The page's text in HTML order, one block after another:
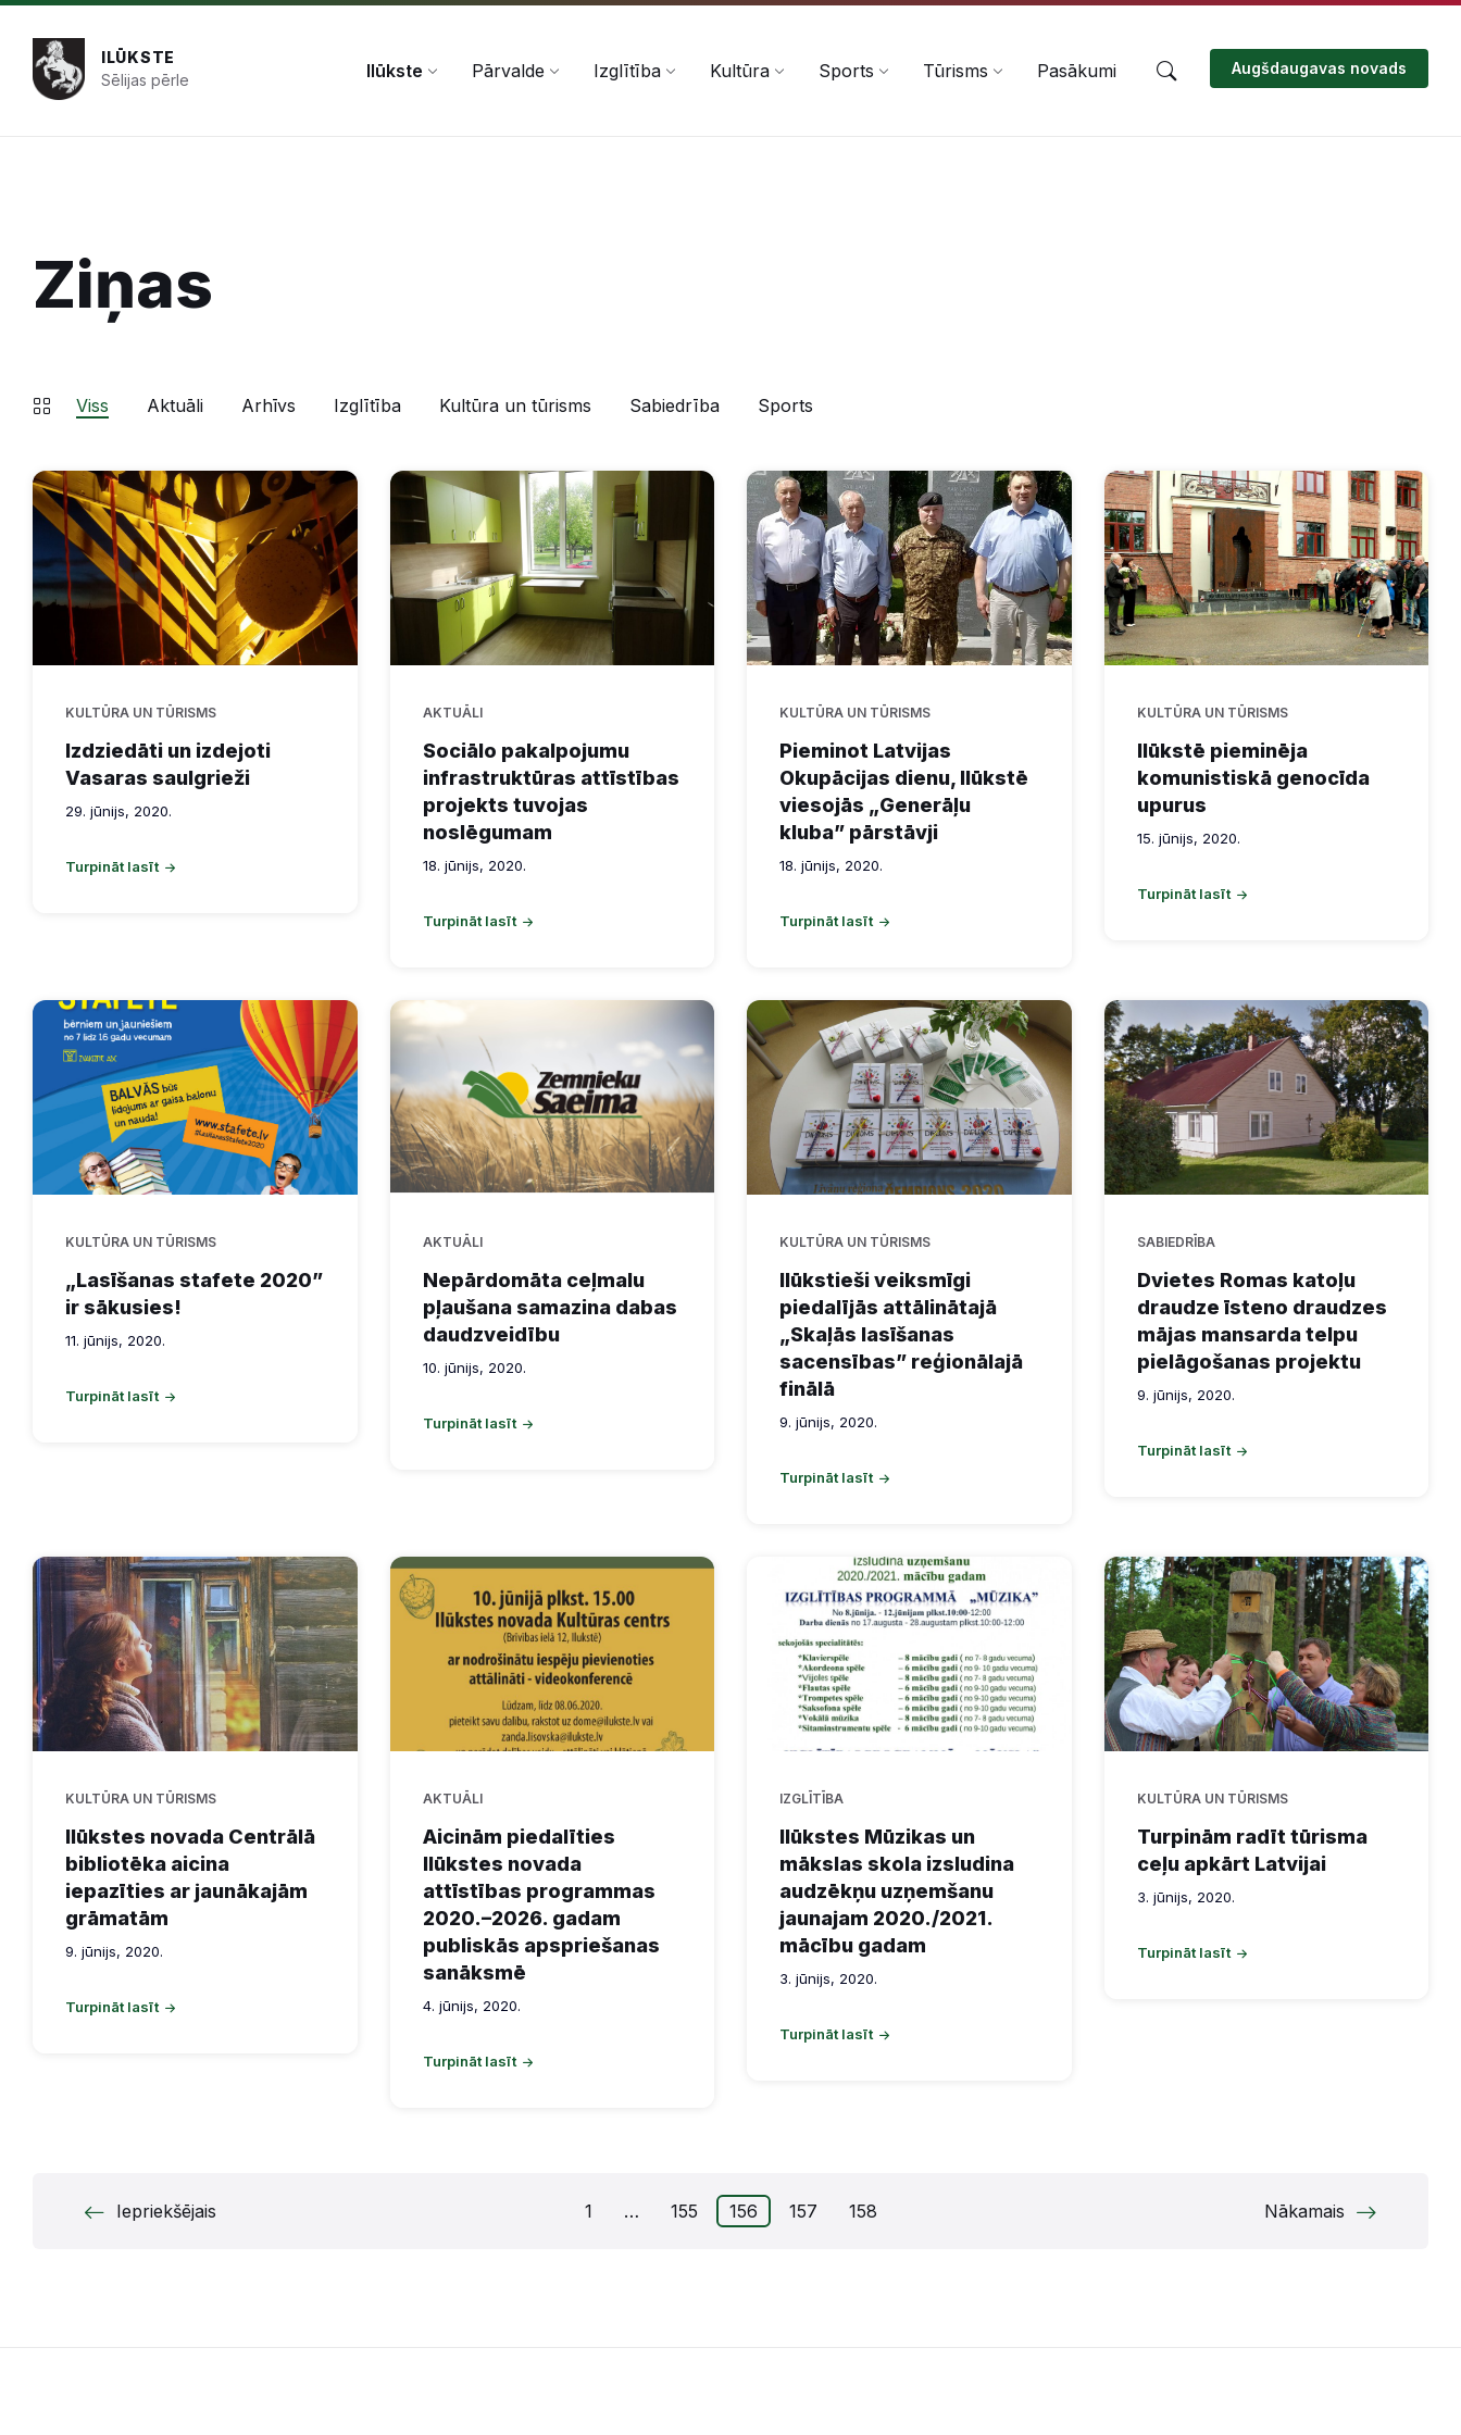
Pāriet
saturu
Skip
navigation
Skip
footer
ILŪKSTE
Sēlijas pērle
Ilūkste Pārvalde Izglītība Kultūra Sports Tūrisms Pasākumi Augšdaugavas novads
Ziņas
Viss Aktuāli Arhīvs Izglītība Kultūra un tūrisms Sabiedrība Sports
KULTŪRA UN TŪRISMS
Izdziedāti un izdejoti
Vasaras saulgrieži
29. jūnijs, 2020.
Turpināt lasīt
AKTUĀLI
Sociālo pakalpojumu
infrastruktūras attīstības
projekts tuvojas
noslēgumam
18. jūnijs, 2020.
Turpināt lasīt
KULTŪRA UN TŪRISMS
Pieminot Latvijas
Okupācijas dienu, Ilūkstē
viesojās „Generāļu
kluba” pārstāvji
18. jūnijs, 2020.
Turpināt lasīt
KULTŪRA UN TŪRISMS
Ilūkstē pieminēja
komunistiskā genocīda
upurus
15. jūnijs, 2020.
Turpināt lasīt
KULTŪRA UN TŪRISMS
„Lasīšanas stafete 2020”
ir sākusies!
11. jūnijs, 2020.
Turpināt lasīt
AKTUĀLI
Nepārdomāta ceļmalu
pļaušana samazina dabas
daudzveidību
10. jūnijs, 2020.
Turpināt lasīt
KULTŪRA UN TŪRISMS
Ilūkstieši veiksmīgi
piedalījās attālinātajā
„Skaļās lasīšanas
sacensības” reģionālajā
finālā
9. jūnijs, 2020.
Turpināt lasīt
SABIEDRĪBA
Dvietes Romas katoļu
draudze īsteno draudzes
mājas mansarda telpu
pielāgošanas projektu
9. jūnijs, 2020.
Turpināt lasīt
KULTŪRA UN TŪRISMS
Ilūkstes novada Centrālā
bibliotēka aicina
iepazīties ar jaunākajām
grāmatām
9. jūnijs, 2020.
Turpināt lasīt
AKTUĀLI
Aicinām piedalīties
Ilūkstes novada
attīstības programmas
2020.–2026. gadam
publiskās apspriešanas
sanāksmē
4. jūnijs, 2020.
Turpināt lasīt
IZGLĪTĪBA
Ilūkstes Mūzikas un
mākslas skola izsludina
audzēkņu uzņemšanu
jaunajam 2020./2021.
mācību gadam
3. jūnijs, 2020.
Turpināt lasīt
KULTŪRA UN TŪRISMS
Turpinām radīt tūrisma
ceļu apkārt Latvijai
3. jūnijs, 2020.
Turpināt lasīt
Ziņu
Iepriekšējais 1 … 155 156 157 158 Nākamais